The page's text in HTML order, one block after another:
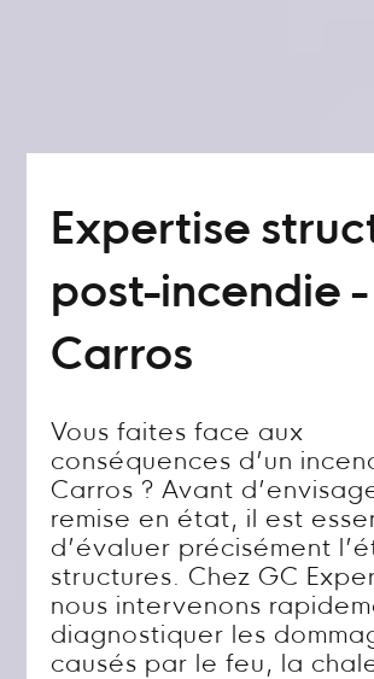
Expertise
post-incendie -
Carros
Vous faites face aux
conséquences d’un
Carros ? Avant
remise en état, il est
d’évaluer précisément
structures. Chez GC
nous intervenons
diagnostiquer les
causés par le feu, la